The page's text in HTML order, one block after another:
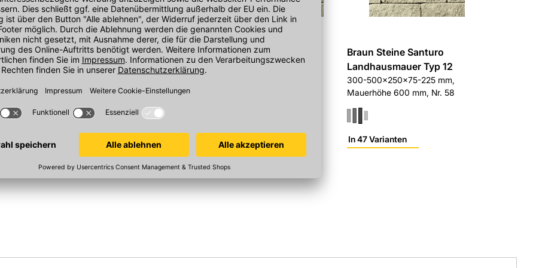
Anbindung an Schnittstellen wie OCI und
im Baustofffachhandel.
ideal für Zufahrten und
Pflaster
Stein, Nr. 44
Braun Steine Tegula Pflaster
313x173x70 mm, LS Stein, Nr. 68,
In 27 Varianten
Braun Steine Santuro
Landhausmauer Typ 3
In 47 Varianten
Braun Steine Santuro
Landhausmauer Typ 12
300-500x250x75-225 mm,
Mauerhöhe 600 mm, Nr. 58
In 47 Varianten